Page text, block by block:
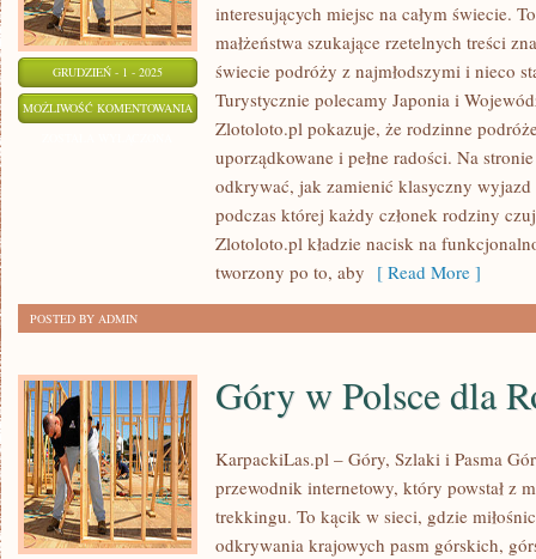
GRUDZIEŃ - 1 - 2025
MOŻLIWOŚĆ KOMENTOWANIA SŁOWENIA
IZRAEL
interesujących miejsc na całym świecie.
małżeństwa szukające rzetelnych treści
świecie podróży z najmłodszymi i nieco
Turystycznie polecamy Japonia i
Zlotoloto.pl pokazuje, że rodzinne
uporządkowane i pełne radości. Na
odkrywać, jak zamienić klasyczny
podczas której każdy członek rodziny
Zlotoloto.pl kładzie nacisk na
tworzony po to, aby [ Read More ]
POSTED BY ADMIN
Góry w Polsce dla
KarpackiLas.pl – Góry, Szlaki i Pasma
przewodnik internetowy, który powstał z
trekkingu. To kącik w sieci, gdzie
odkrywania krajowych pasm górskich,